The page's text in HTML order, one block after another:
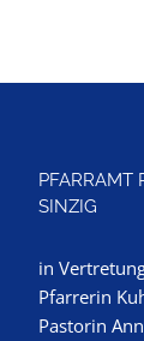
PFARRAMT
SINZIG
in
Pfarrerin
Pastorin